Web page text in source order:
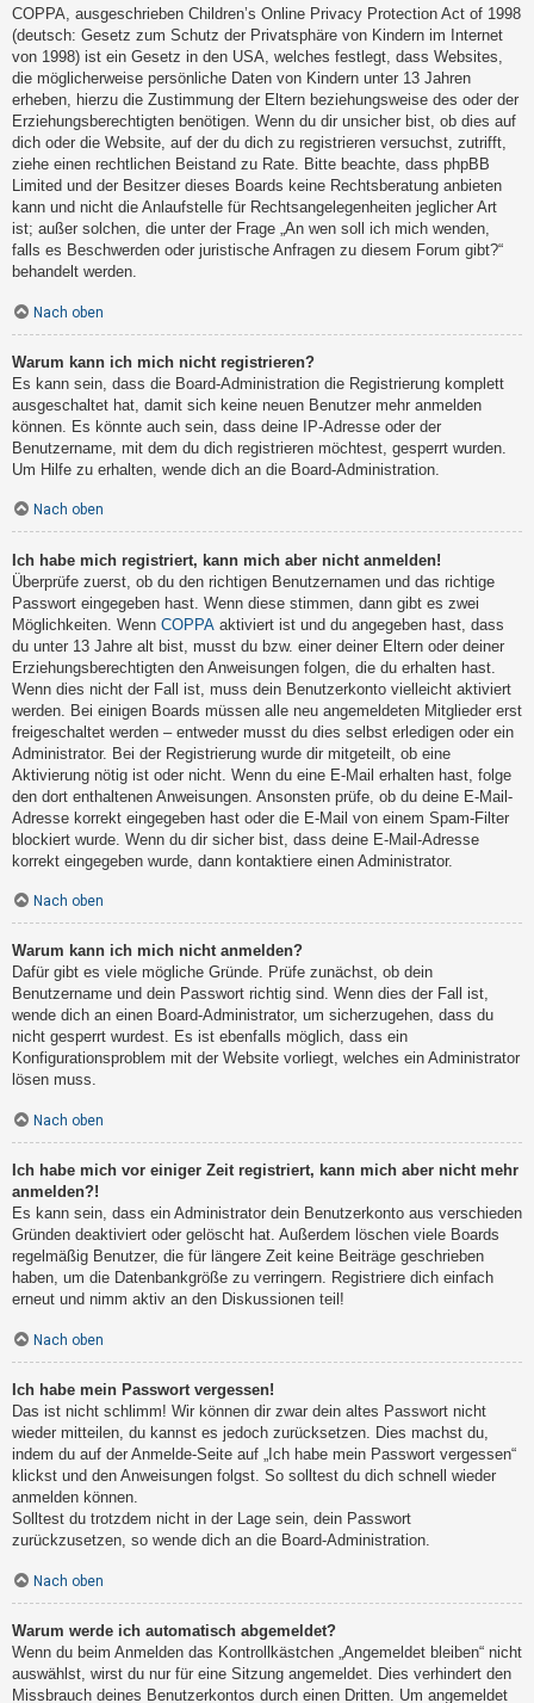
COPPA, ausgeschrieben Children’s Online Privacy Protection Act of 1998
(deutsch: Gesetz zum Schutz der Privatsphäre von Kindern im Internet
von 1998) ist ein Gesetz in den USA, welches festlegt, dass Websites,
die möglicherweise persönliche Daten von Kindern unter 13 Jahren
erheben, hierzu die Zustimmung der Eltern beziehungsweise des oder der
Erziehungsberechtigten benötigen. Wenn du dir unsicher bist, ob dies auf
dich oder die Website, auf der du dich zu registrieren versuchst, zutrifft,
ziehe einen rechtlichen Beistand zu Rate. Bitte beachte, dass phpBB
Limited und der Besitzer dieses Boards keine Rechtsberatung anbieten
kann und nicht die Anlaufstelle für Rechtsangelegenheiten jeglicher Art
ist; außer solchen, die unter der Frage „An wen soll ich mich wenden,
falls es Beschwerden oder juristische Anfragen zu diesem Forum gibt?“
behandelt werden.
Nach oben
Warum kann ich mich nicht registrieren?
Es kann sein, dass die Board-Administration die Registrierung komplett
ausgeschaltet hat, damit sich keine neuen Benutzer mehr anmelden
können. Es könnte auch sein, dass deine IP-Adresse oder der
Benutzername, mit dem du dich registrieren möchtest, gesperrt wurden.
Um Hilfe zu erhalten, wende dich an die Board-Administration.
Nach oben
Ich habe mich registriert, kann mich aber nicht anmelden!
Überprüfe zuerst, ob du den richtigen Benutzernamen und das richtige
Passwort eingegeben hast. Wenn diese stimmen, dann gibt es zwei
Möglichkeiten. Wenn COPPA aktiviert ist und du angegeben hast, dass
du unter 13 Jahre alt bist, musst du bzw. einer deiner Eltern oder deiner
Erziehungsberechtigten den Anweisungen folgen, die du erhalten hast.
Wenn dies nicht der Fall ist, muss dein Benutzerkonto vielleicht aktiviert
werden. Bei einigen Boards müssen alle neu angemeldeten Mitglieder erst
freigeschaltet werden – entweder musst du dies selbst erledigen oder ein
Administrator. Bei der Registrierung wurde dir mitgeteilt, ob eine
Aktivierung nötig ist oder nicht. Wenn du eine E-Mail erhalten hast, folge
den dort enthaltenen Anweisungen. Ansonsten prüfe, ob du deine E-Mail-
Adresse korrekt eingegeben hast oder die E-Mail von einem Spam-Filter
blockiert wurde. Wenn du dir sicher bist, dass deine E-Mail-Adresse
korrekt eingegeben wurde, dann kontaktiere einen Administrator.
Nach oben
Warum kann ich mich nicht anmelden?
Dafür gibt es viele mögliche Gründe. Prüfe zunächst, ob dein
Benutzername und dein Passwort richtig sind. Wenn dies der Fall ist,
wende dich an einen Board-Administrator, um sicherzugehen, dass du
nicht gesperrt wurdest. Es ist ebenfalls möglich, dass ein
Konfigurationsproblem mit der Website vorliegt, welches ein Administrator
lösen muss.
Nach oben
Ich habe mich vor einiger Zeit registriert, kann mich aber nicht mehr
anmelden?!
Es kann sein, dass ein Administrator dein Benutzerkonto aus verschieden
Gründen deaktiviert oder gelöscht hat. Außerdem löschen viele Boards
regelmäßig Benutzer, die für längere Zeit keine Beiträge geschrieben
haben, um die Datenbankgröße zu verringern. Registriere dich einfach
erneut und nimm aktiv an den Diskussionen teil!
Nach oben
Ich habe mein Passwort vergessen!
Das ist nicht schlimm! Wir können dir zwar dein altes Passwort nicht
wieder mitteilen, du kannst es jedoch zurücksetzen. Dies machst du,
indem du auf der Anmelde-Seite auf „Ich habe mein Passwort vergessen“
klickst und den Anweisungen folgst. So solltest du dich schnell wieder
anmelden können.
Solltest du trotzdem nicht in der Lage sein, dein Passwort
zurückzusetzen, so wende dich an die Board-Administration.
Nach oben
Warum werde ich automatisch abgemeldet?
Wenn du beim Anmelden das Kontrollkästchen „Angemeldet bleiben“ nicht
auswählst, wirst du nur für eine Sitzung angemeldet. Dies verhindert den
Missbrauch deines Benutzerkontos durch einen Dritten. Um angemeldet